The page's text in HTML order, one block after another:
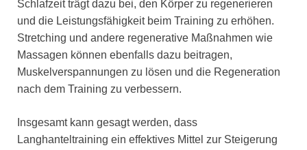
Schlafzeit trägt dazu bei, den Körper zu regenerieren
und die Leistungsfähigkeit beim Training zu erhöhen.
Stretching und andere regenerative Maßnahmen wie
Massagen können ebenfalls dazu beitragen,
Muskelverspannungen zu lösen und die Regeneration
nach dem Training zu verbessern.
Insgesamt kann gesagt werden, dass
Langhanteltraining ein effektives Mittel zur Steigerung